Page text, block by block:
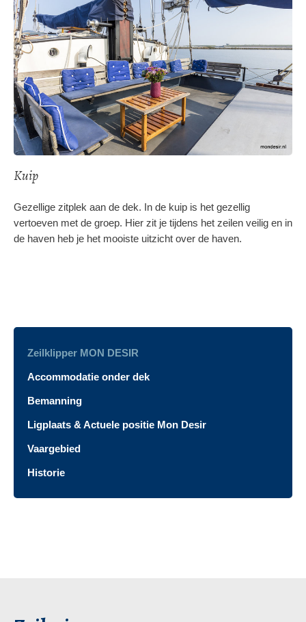
Kuip
Gezellige zitplek aan de dek. In de kuip is het gezellig
vertoeven met de groep. Hier zit je tijdens het zeilen veilig en in
de haven heb je het mooiste uitzicht over de haven.
Zeilklipper MON DESIR
Accommodatie onder dek
Bemanning
Ligplaats & Actuele positie Mon Desir
Vaargebied
Historie